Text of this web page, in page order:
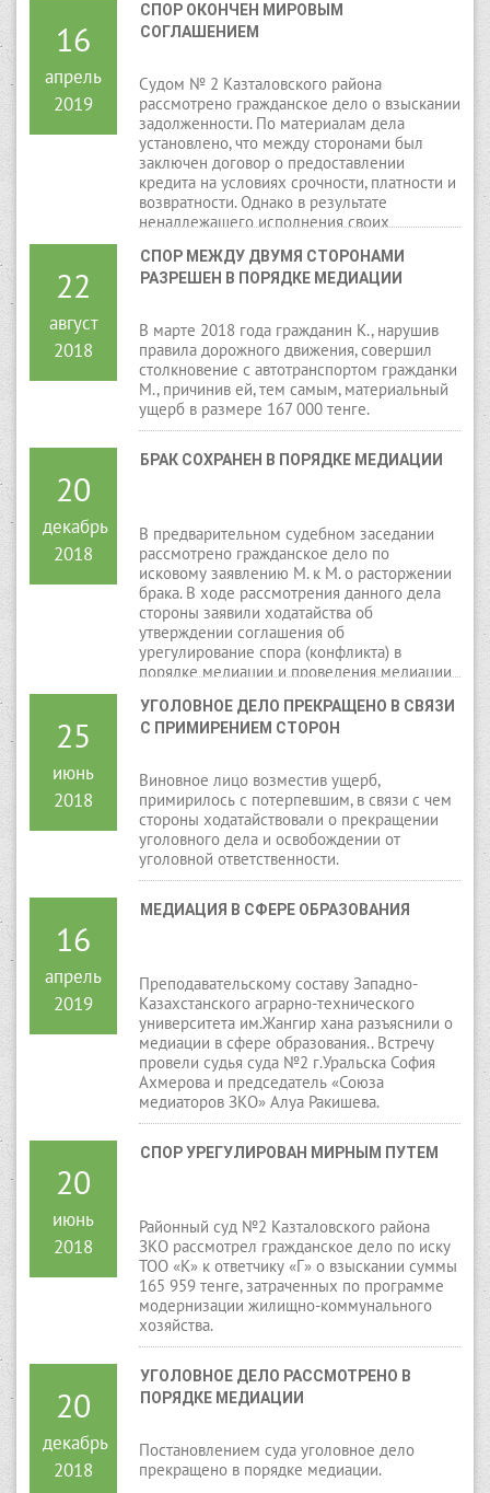
16
апрель
2019
СПОР ОКОНЧЕН МИРОВЫМ
СОГЛАШЕНИЕМ
Судом № 2 Казталовского района
рассмотрено гражданское дело о взыскании
задолженности. По материалам дела
установлено, что между сторонами был
заключен договор о предоставлении
кредита на условиях срочности, платности и
возвратности. Однако в результате
ненадлежащего исполнения своих
задолженность в сумме 232 111 тенге.
Истец просил взыскать с ответчика данную
22
август
2018
СПОР МЕЖДУ ДВУМЯ СТОРОНАМИ
РАЗРЕШЕН В ПОРЯДКЕ МЕДИАЦИИ
В марте 2018 года гражданин К., нарушив
правила дорожного движения, совершил
столкновение с автотранспортом гражданки
М., причинив ей, тем самым, материальный
ущерб в размере 167 000 тенге.
20
декабрь
2018
БРАК СОХРАНЕН В ПОРЯДКЕ МЕДИАЦИИ
В предварительном судебном заседании
рассмотрено гражданское дело по
исковому заявлению М. к М. о расторжении
брака. В ходе рассмотрения данного дела
стороны заявили ходатайства об
утверждении соглашения об
урегулирование спора (конфликта) в
порядке медиации и проведения медиации
дело. По результатам рассмотрения дела
суд вынес определение об утверждении
производство по делу.
25
июнь
2018
УГОЛОВНОЕ ДЕЛО ПРЕКРАЩЕНО В СВЯЗИ
С ПРИМИРЕНИЕМ СТОРОН
Виновное лицо возместив ущерб,
примирилось с потерпевшим, в связи с чем
стороны ходатайствовали о прекращении
уголовного дела и освобождении от
уголовной ответственности.
16
апрель
2019
МЕДИАЦИЯ В СФЕРЕ ОБРАЗОВАНИЯ
Преподавательскому составу Западно-
Казахстанского аграрно-технического
университета им.Жангир хана разъяснили о
медиации в сфере образования.. Встречу
провели судья суда №2 г.Уральска София
Ахмерова и председатель «Союза
медиаторов ЗКО» Алуа Ракишева.
20
июнь
2018
СПОР УРЕГУЛИРОВАН МИРНЫМ ПУТЕМ
Районный суд №2 Казталовского района
ЗКО рассмотрел гражданское дело по иску
ТОО «К» к ответчику «Г» о взыскании суммы
165 959 тенге, затраченных по программе
модернизации жилищно-коммунального
хозяйства.
20
декабрь
2018
УГОЛОВНОЕ ДЕЛО РАССМОТРЕНО В
ПОРЯДКЕ МЕДИАЦИИ
Постановлением суда уголовное дело
прекращено в порядке медиации.